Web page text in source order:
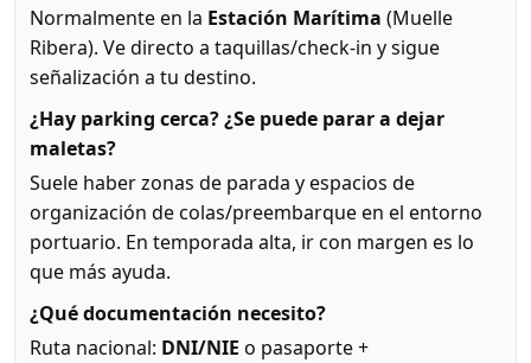
Normalmente en la Estación Marítima (Muelle
Ribera). Ve directo a taquillas/check-in y sigue
señalización a tu destino.
¿Hay parking cerca? ¿Se puede parar a dejar
maletas?
Suele haber zonas de parada y espacios de
organización de colas/preembarque en el entorno
portuario. En temporada alta, ir con margen es lo
que más ayuda.
¿Qué documentación necesito?
Ruta nacional: DNI/NIE o pasaporte +